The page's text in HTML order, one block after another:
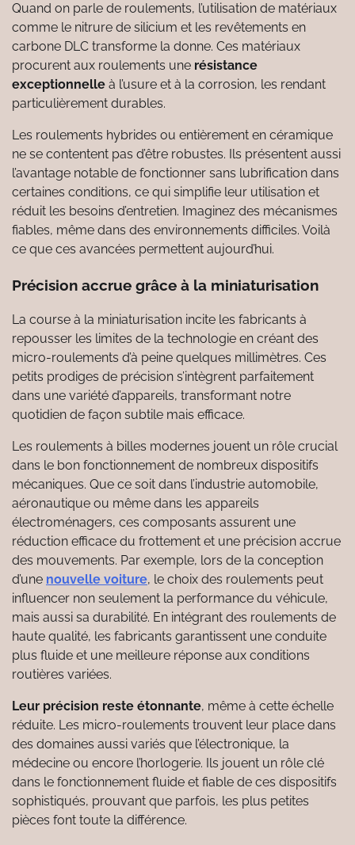
Quand on parle de roulements, l’utilisation de matériaux
comme le nitrure de silicium et les revêtements en
carbone DLC transforme la donne. Ces matériaux
procurent aux roulements une résistance
exceptionnelle à l’usure et à la corrosion, les rendant
particulièrement durables.
Les roulements hybrides ou entièrement en céramique
ne se contentent pas d’être robustes. Ils présentent aussi
l’avantage notable de fonctionner sans lubrification dans
certaines conditions, ce qui simplifie leur utilisation et
réduit les besoins d’entretien. Imaginez des mécanismes
fiables, même dans des environnements difficiles. Voilà
ce que ces avancées permettent aujourd’hui.
Précision accrue grâce à la miniaturisation
La course à la miniaturisation incite les fabricants à
repousser les limites de la technologie en créant des
micro-roulements d’à peine quelques millimètres. Ces
petits prodiges de précision s’intègrent parfaitement
dans une variété d’appareils, transformant notre
quotidien de façon subtile mais efficace.
Les roulements à billes modernes jouent un rôle crucial
dans le bon fonctionnement de nombreux dispositifs
mécaniques. Que ce soit dans l’industrie automobile,
aéronautique ou même dans les appareils
électroménagers, ces composants assurent une
réduction efficace du frottement et une précision accrue
des mouvements. Par exemple, lors de la conception
d’une nouvelle voiture, le choix des roulements peut
influencer non seulement la performance du véhicule,
mais aussi sa durabilité. En intégrant des roulements de
haute qualité, les fabricants garantissent une conduite
plus fluide et une meilleure réponse aux conditions
routières variées.
Leur précision reste étonnante, même à cette échelle
réduite. Les micro-roulements trouvent leur place dans
des domaines aussi variés que l’électronique, la
médecine ou encore l’horlogerie. Ils jouent un rôle clé
dans le fonctionnement fluide et fiable de ces dispositifs
sophistiqués, prouvant que parfois, les plus petites
pièces font toute la différence.